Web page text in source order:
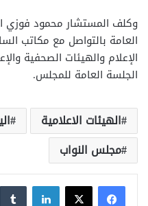
وكلف المستشار محمود فوزي
العامة بالتواصل مع مكاتب
الإعلام والهيئات الصحفية
الجلسة العامة للمجلس.
الهيئات الاعلامية
مجلس النواب
لينكدإن